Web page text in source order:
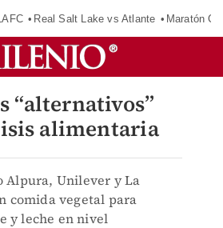
Real Salt Lake vs Atlante Maratón
“alternativos”
alimentaria
Alpura, Unilever y La
comida vegetal para
y leche en nivel